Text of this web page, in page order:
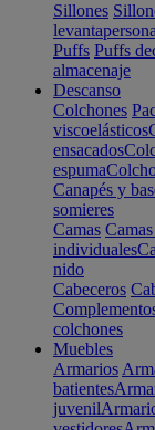
Sillones
Puffs Puffs
almacenaje
Descanso
Colchones
viscoelásticos
ensacados
espuma
Canapés y
somieres
Camas
individuales
nido
Cabeceros
colchones
Muebles
Armarios
batientes
juvenil